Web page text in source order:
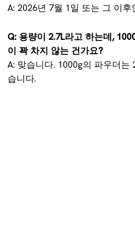
A: 2026년 7월 1일 또는 그 이후
Q: 용량이 2.7L라고 하는데,
이 꽉 차지 않는 건가요?
A: 맞습니다. 1000g의 파우더는
습니다.